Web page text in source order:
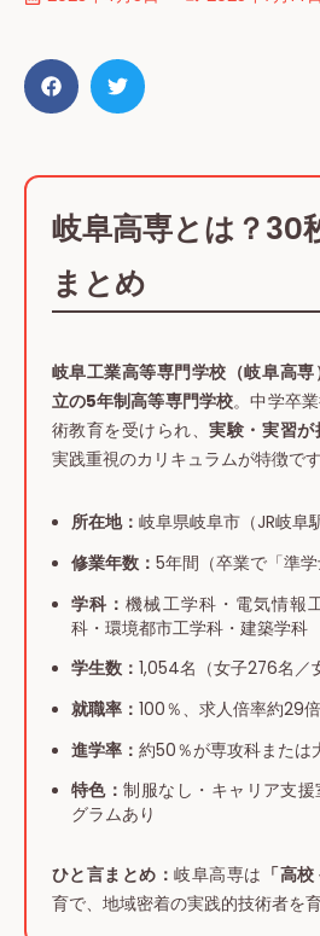
岐阜高専とは？30
まとめ
岐阜工業高等専門学校（岐阜高専
立の5年制高等専門学校。中学卒
術教育を受けられ、実験・実習
実践重視のカリキュラムが特徴です
所在地： 岐阜県岐阜市（JR岐阜
修業年数： 5年間（卒業で「準学
学科：機械工学科・電気情報
科・環境都市工学科・建築学科
学生数： 1,054名（女子276名／
就職率： 100％、求人倍率約29
進学率： 約50％が専攻科または
特色：制服なし・キャリア支
グラムあり
ひと言まとめ：岐阜高専は 「高
育で、地域密着の実践的技術者を